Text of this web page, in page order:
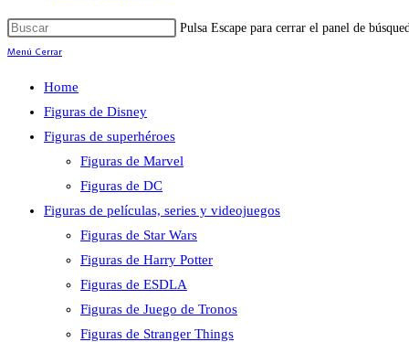
Pulsa Escape para cerrar el panel de
Menú Cerrar
Home
Figuras de Disney
Figuras de superhéroes
Figuras de Marvel
Figuras de DC
Figuras de películas, series y videojuegos
Figuras de Star Wars
Figuras de Harry Potter
Figuras de ESDLA
Figuras de Juego de Tronos
Figuras de Stranger Things